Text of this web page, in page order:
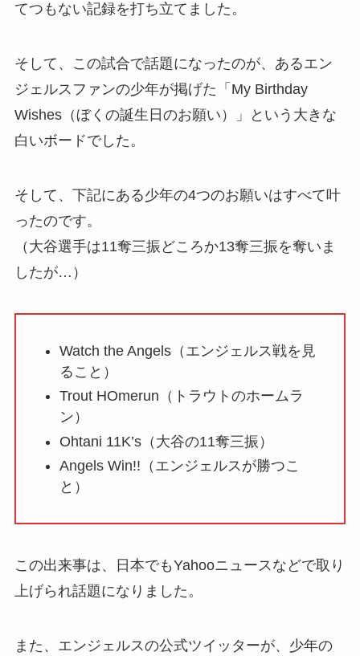
てつもない記録を打ち立てました。
そして、この試合で話題になったのが、あるエン
ジェルスファンの少年が掲げた「My Birthday
Wishes（ぼくの誕生日のお願い）」という大きな
白いボードでした。
そして、下記にある少年の4つのお願いはすべて叶
ったのです。
（大谷選手は11奪三振どころか13奪三振を奪いま
したが…）
Watch the Angels（エンジェルス戦を見
ること）
Trout HOmerun（トラウトのホームラ
ン）
Ohtani 11K’s（大谷の11奪三振）
Angels Win!!（エンジェルスが勝つこ
と）
この出来事は、日本でもYahooニュースなどで取り
上げられ話題になりました。
また、エンジェルスの公式ツイッターが、少年の